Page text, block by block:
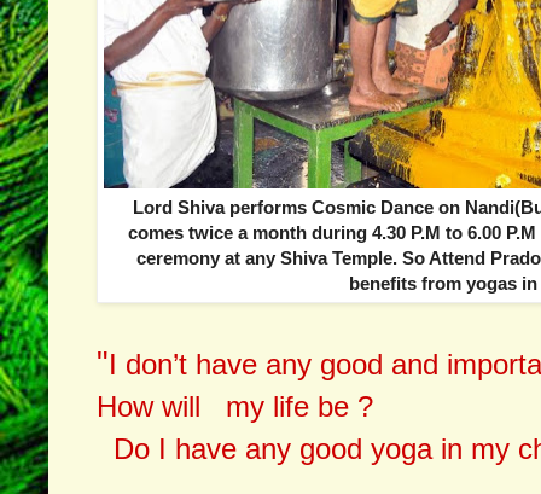
Lord Shiva performs Cosmic Dance on
comes twice a month during 4.30 P.M to 6.00
ceremony at any Shiva Temple. So Attend
benefits from yogas
"I don’t have any good and
How will my life be ?
Do I have any good yoga in my